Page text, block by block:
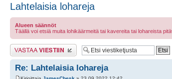
Lahtelaisia lohareja
Alueen säännöt
Täällä voi etsiä muita lohikäärmeitä tai kavereita tai lohareista
Lähetä vastaus
Re: Lahtelaisia lohareja